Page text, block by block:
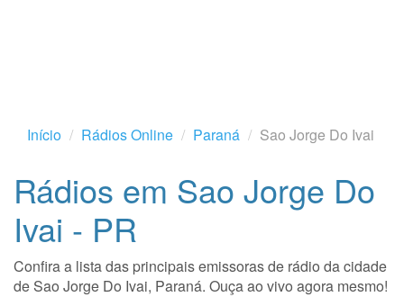
Início Rádios Online Paraná Sao Jorge Do Ivai
Rádios em Sao Jorge Do
Ivai - PR
Confira a lista das principais emissoras de rádio da cidade
de Sao Jorge Do Ivai, Paraná. Ouça ao vivo agora mesmo!